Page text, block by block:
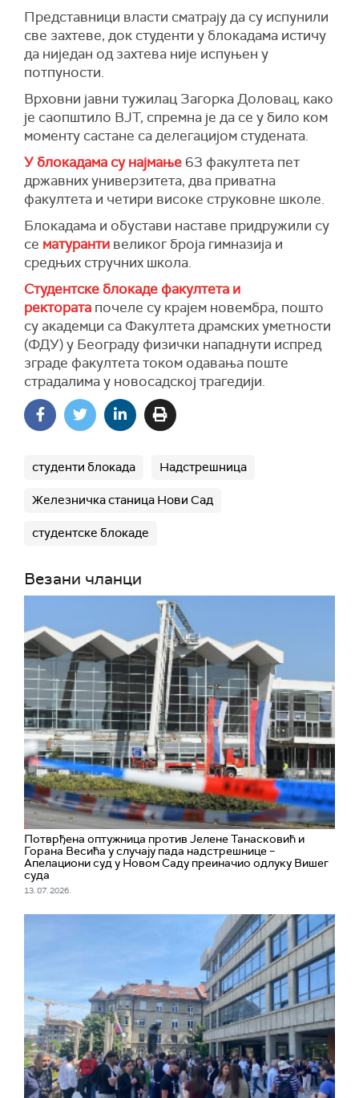
Представници власти сматрају да су испунили
све захтеве, док студенти у блокадама истичу
да ниједан од захтева није испуњен у
потпуности.
Врховни јавни тужилац Загорка Доловац, како
је саопштило ВЈТ, спремна је да се у било ком
моменту састане са делегацијом студената.
У блокадама су најмање63 факултета пет
државних универзитета, два приватна
факултета и четири високе струковне школе.
Блокадама и обустави наставе придружили су
се матуранти великог броја гимназија и
средњих стручних школа.
Студентске блокаде факултета и
ректората почеле су крајем новембра, пошто
су академци са Факултета драмских уметности
(ФДУ) у Београду физички нападнути испред
зграде факултета током одавања поште
страдалима у новосадској трагедији.
студенти блокада Надстрешница
Железничка станица Нови Сад
студентске блокаде
Везани чланци
Потврђена оптужница против Јелене Танасковић и
Горана Весића у случају пада надстрешнице –
Апелациони суд у Новом Саду преиначио одлуку Вишег
суда
13. 07. 2026.